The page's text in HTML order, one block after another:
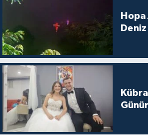
Hopa
Deniz